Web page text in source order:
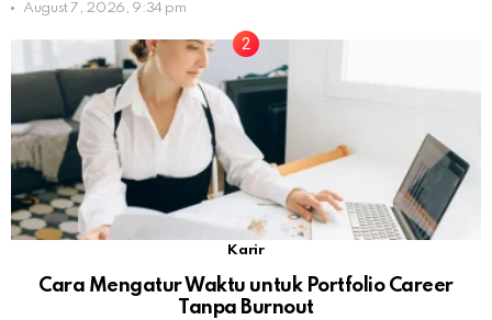
August 7, 2026, 9:34 pm
Karir
Cara Mengatur Waktu untuk Portfolio Career
Tanpa Burnout